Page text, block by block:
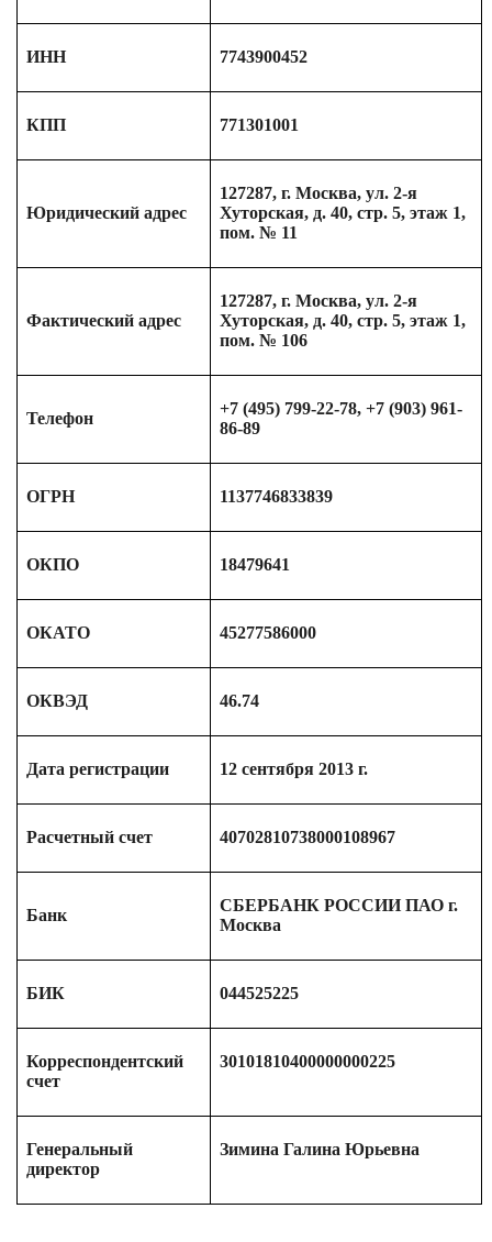
ИНН 7743900452
КПП 771301001
Юридический адрес
127287, г. Москва, ул. 2-я
Хуторская, д. 40, стр. 5, этаж 1,
пом. № 11
Фактический адрес
127287, г. Москва, ул. 2-я
Хуторская, д. 40, стр. 5, этаж 1,
пом. № 106
Телефон
+7 (495) 799-22-78, +7 (903) 961-
86-89
ОГРН 1137746833839
ОКПО 18479641
ОКАТО 45277586000
ОКВЭД 46.74
Дата регистрации 12 сентября 2013 г.
Расчетный счет 40702810738000108967
Банк
СБЕРБАНК РОССИИ ПАО г.
Москва
БИК 044525225
Корреспондентский
счет
30101810400000000225
Генеральный
директор
Зимина Галина Юрьевна